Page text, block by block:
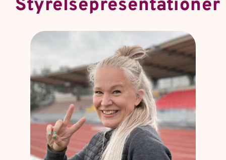
Styrelsepresentationer